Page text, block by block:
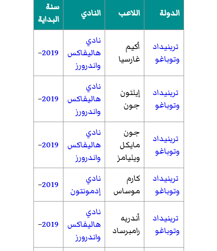
الدولة اللاعب النادي
سنة
البداية
ترينيداد
وتوباغو
أكيم
غارسيا
نادي
هاليفاكس
واندرورز
2019
–
ترينيداد
وتوباغو
إيلتون
جون
نادي
هاليفاكس
واندرورز
2019
–
ترينيداد
وتوباغو
جون
مايكل
ويليامز
نادي
هاليفاكس
واندرورز
2019
–
ترينيداد
وتوباغو
كارم
موساس
نادي
إدمونتون
2019
–
ترينيداد
وتوباغو
أندريه
رامبرساد
نادي
هاليفاكس
واندرورز
2019
–